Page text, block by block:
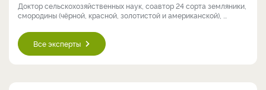
Доктор сельскохозяйственных наук, соавтор 24 сорта земляники,
смородины (чёрной, красной, золотистой и американской), ...
Все эксперты